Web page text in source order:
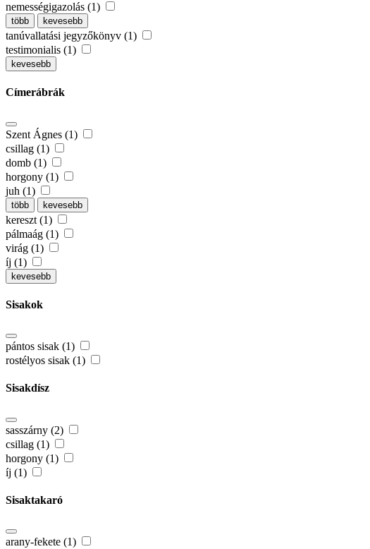
nemességigazolás (1)
több kevesebb
tanúvallatási jegyzőkönyv (1)
testimonialis (1)
kevesebb
Címerábrák
Szent Ágnes (1)
csillag (1)
domb (1)
horgony (1)
juh (1)
több kevesebb
kereszt (1)
pálmaág (1)
virág (1)
íj (1)
kevesebb
Sisakok
pántos sisak (1)
rostélyos sisak (1)
Sisakdísz
sasszárny (2)
csillag (1)
horgony (1)
íj (1)
Sisaktakaró
arany-fekete (1)